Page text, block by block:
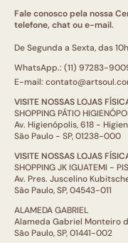
Fale conosco pela nossa
telefone, chat ou e-mail.
De Segunda a Sexta, das
WhatsApp.: (11) 97283-
E-mail:
VISITE NOSSAS LOJAS
SHOPPING PÁTIO
Av. Higienópolis, 618 -
São Paulo - SP, 01238-000
VISITE NOSSAS LOJAS
SHOPPING JK IGUATEMI -
Av. Pres. Juscelino
São Paulo, SP, 04543-011
ALAMEDA GABRIEL
Alameda Gabriel Monteiro
São Paulo, SP, 01441-002